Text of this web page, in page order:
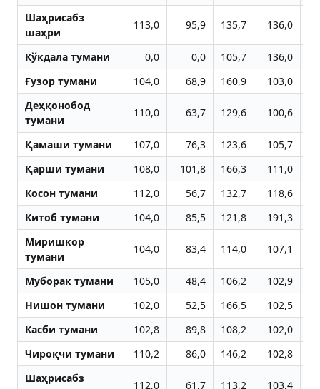
Шаҳрисабз
шаҳри
113,0 95,9 135,7 136,0
Кўкдала тумани 0,0 0,0 105,7 136,0
Ғузор тумани
104,0 68,9 160,9 103,0
Деҳқонобод
тумани
110,0 63,7 129,6 100,6
Қамаши тумани 107,0 76,3 123,6 105,7
Қарши тумани
108,0 101,8 166,3 111,0
Косон тумани
112,0 56,7 132,7 118,6
Китоб тумани
104,0 85,5 121,8 191,3
Миришкор
тумани
104,0 83,4 114,0 107,1
Муборак тумани 105,0 48,4 106,2 102,9
Нишон тумани
102,0 52,5 166,5 102,5
Касби тумани
102,8 89,8 108,2 102,0
Чироқчи тумани
110,2 86,0 146,2 102,8
Шаҳрисабз
112,0 61,7 113,2 103,4